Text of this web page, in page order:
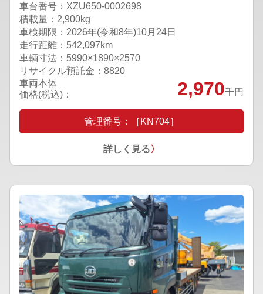
車台番号：XZU650-0002698
積載量：2,900kg
車検期限： 2026年(令和8年)10月24日
走行距離：542,097km
車輌寸法：5990×1890×2570
リサイクル預託金：8820
車両本体
価格(税込)：
2,970千円
管理番号：［KN704］
詳しく見る〉